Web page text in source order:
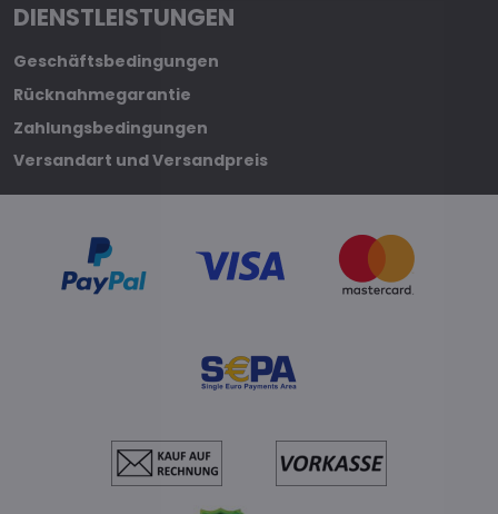
DIENSTLEISTUNGEN
Geschäftsbedingungen
Rücknahmegarantie
Zahlungsbedingungen
Versandart und Versandpreis